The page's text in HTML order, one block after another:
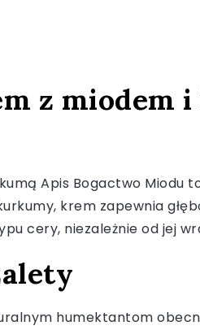
z miodem
Apis Bogactwo
krem zapewnia
cery, niezależnie od jej
humektantom